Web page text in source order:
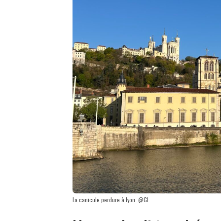
La canicule perdure à Lyon. @GL